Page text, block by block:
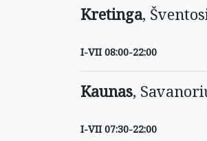
Kretinga,
I-VII 08:00-22:00
Kaunas,
I-VII 07:30-22:00